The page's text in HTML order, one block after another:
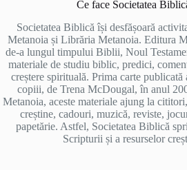
Ce face Societatea
Societatea Biblică își desfășoară
Metanoia și Librăria Metanoia. Editura
de-a lungul timpului Biblii, Noul
materiale de studiu biblic, predici,
creștere spirituală. Prima carte
copiii, de Trena McDougal, în anul
Metanoia, aceste materiale ajung la
creștine, cadouri, muzică, reviste,
papetărie. Astfel, Societatea Biblică
Scripturii și a resurselor